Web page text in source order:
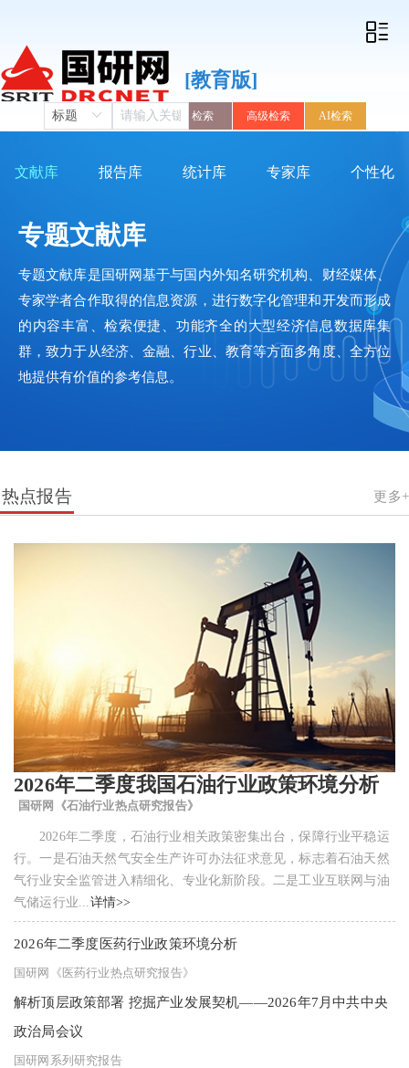
[教育版]
检索 高级检索 AI检索
专题文献库
专题文献库是国研网基于与国内外知名研究机构、财经媒体、
专家学者合作取得的信息资源，进行数字化管理和开发而形成
的内容丰富、检索便捷、功能齐全的大型经济信息数据库集
群，致力于从经济、金融、行业、教育等方面多角度、全方位
地提供有价值的参考信息。
文献库 报告库 统计库 专家库 个性化
热点报告 更多+
2026年二季度我国石油行业政策环境分析
国研网《石油行业热点研究报告》
2026年二季度，石油行业相关政策密集出台，保障行业平稳运
行。一是石油天然气安全生产许可办法征求意见，标志着石油天然
气行业安全监管进入精细化、专业化新阶段。二是工业互联网与油
气储运行业... 详情>>
2026年二季度医药行业政策环境分析
国研网《医药行业热点研究报告》
解析顶层政策部署 挖掘产业发展契机——2026年7月中共中央
政治局会议
国研网系列研究报告